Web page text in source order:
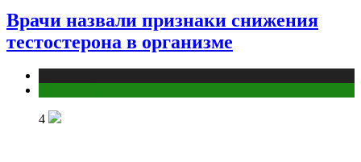
Врачи назвали признаки снижения
тестостерона в организме
4